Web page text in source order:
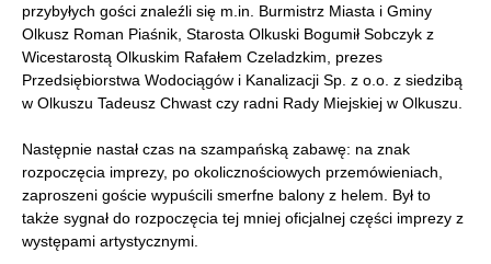
przybyłych gości znaleźli się m.in. Burmistrz Miasta i Gminy
Olkusz Roman Piaśnik, Starosta Olkuski Bogumił Sobczyk z
Wicestarostą Olkuskim Rafałem Czeladzkim, prezes
Przedsiębiorstwa Wodociągów i Kanalizacji Sp. z o.o. z siedzibą
w Olkuszu Tadeusz Chwast czy radni Rady Miejskiej w Olkuszu.
Następnie nastał czas na szampańską zabawę: na znak
rozpoczęcia imprezy, po okolicznościowych przemówieniach,
zaproszeni goście wypuścili smerfne balony z helem. Był to
także sygnał do rozpoczęcia tej mniej oficjalnej części imprezy z
występami artystycznymi.